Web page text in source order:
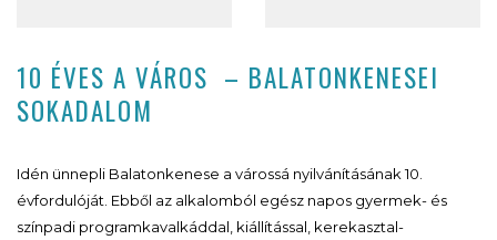
10 ÉVES A VÁROS – BALATONKENESEI
SOKADALOM
Idén ünnepli Balatonkenese a várossá nyilvánításának 10.
évfordulóját. Ebből az alkalomból egész napos gyermek- és
színpadi programkavalkáddal, kiállítással, kerekasztal-